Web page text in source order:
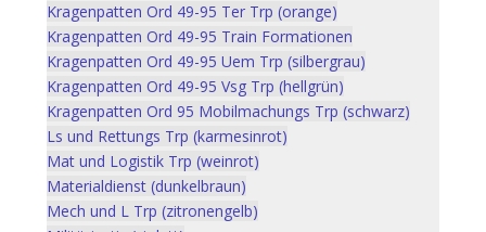
Kragenpatten Ord 49-95 Ter Trp (orange)
Kragenpatten Ord 49-95 Train Formationen
Kragenpatten Ord 49-95 Uem Trp (silbergrau)
Kragenpatten Ord 49-95 Vsg Trp (hellgrün)
Kragenpatten Ord 95 Mobilmachungs Trp (schwarz)
Ls und Rettungs Trp (karmesinrot)
Mat und Logistik Trp (weinrot)
Materialdienst (dunkelbraun)
Mech und L Trp (zitronengelb)